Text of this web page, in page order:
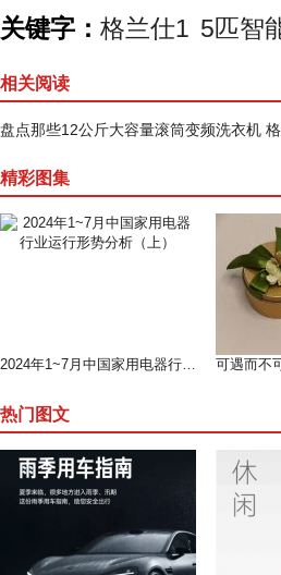
关键字： 格兰仕1 5匹智
相关阅读
盘点那些12公斤大容量滚筒变频洗衣机
精彩图集
2024年1~7月中国家用电器行业运行形势分析（上）
热门图文